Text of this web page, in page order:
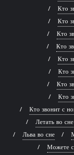
Кто
Кто
Кто
Кто
Кто
Кто
Кто
Кто
Кто звонит с
Летать во сне
Льва во сне
Можете